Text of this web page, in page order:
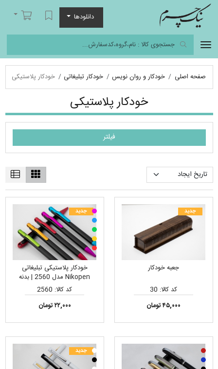
دانلودها
لیست مورد علاقه
سبد خرید
صفحه اصلی خودکار و روان نویس خودکار تبلیغاتی خودکار پلاستیکی
خودکار پلاستیکی
فیلتر
جدید
جعبه خودکار
کد کالا: 30
۴۵,۰۰۰ تومان
جدید
خودکار پلاستیکی تبلیغاتی
Nikopen مدل 2560 | بدنه
مقاوم و سبک، مناسب چاپ تامپو
لوگو
کد کالا: 2560
۲۲,۰۰۰ تومان
جدید